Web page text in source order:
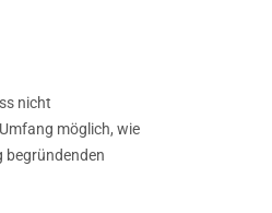
nicht
möglich, wie
begründenden